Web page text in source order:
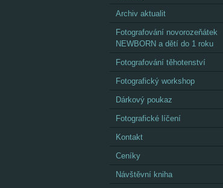
Archiv aktualit
Fotografování novorozeňátek
NEWBORN a dětí do 1 roku
Fotografování těhotenství
Fotografický workshop
Dárkový poukaz
Fotografické líčení
Kontakt
Ceníky
Návštěvní kniha